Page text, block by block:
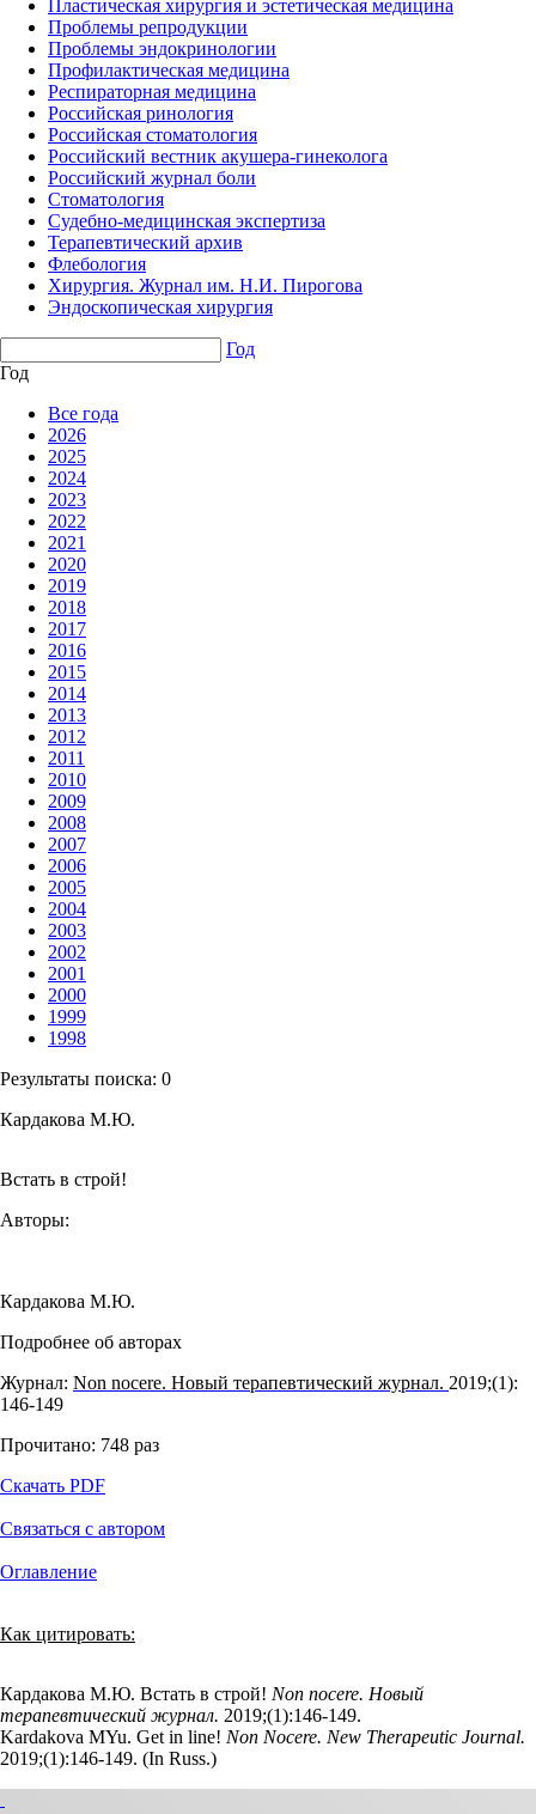
Пластическая хирургия и эстетическая медицина
Проблемы репродукции
Проблемы эндокринологии
Профилактическая медицина
Респираторная медицина
Российская ринология
Российская стоматология
Российский вестник акушера-гинеколога
Российский журнал боли
Стоматология
Судебно-медицинская экспертиза
Терапевтический архив
Флебология
Хирургия. Журнал им. Н.И. Пирогова
Эндоскопическая хирургия
Год
Год
Все года
2026
2025
2024
2023
2022
2021
2020
2019
2018
2017
2016
2015
2014
2013
2012
2011
2010
2009
2008
2007
2006
2005
2004
2003
2002
2001
2000
1999
1998
Результаты поиска: 0
Кардакова М.Ю.
Встать в строй!
Авторы:
Кардакова М.Ю.
Подробнее об авторах
Журнал: Non nocere. Новый терапевтический журнал. 2019;(1):
146‑149
Прочитано: 748 раз
Скачать PDF
Связаться с автором
Оглавление
Как цитировать:
Кардакова М.Ю. Встать в строй! Non nocere. Новый
терапевтический журнал. 2019;(1):146‑149.
Kardakova MYu. Get in line! Non Nocere. New Therapeutic Journal.
2019;(1):146‑149. (In Russ.)